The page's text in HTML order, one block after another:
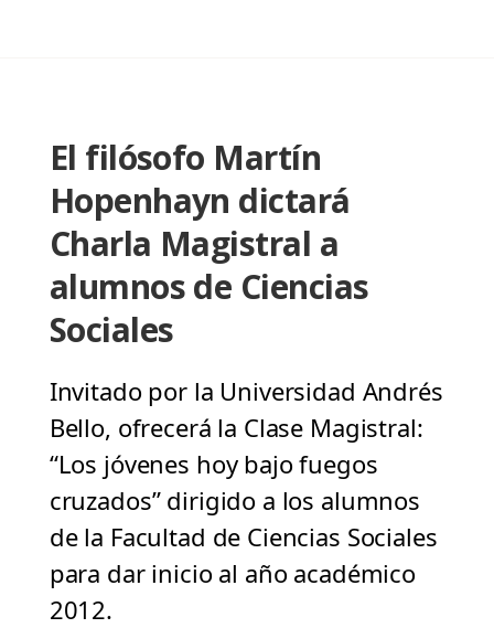
El filósofo Martín
Hopenhayn dictará
Charla Magistral a
alumnos de Ciencias
Sociales
Invitado por la Universidad Andrés
Bello, ofrecerá la Clase Magistral:
“Los jóvenes hoy bajo fuegos
cruzados” dirigido a los alumnos
de la Facultad de Ciencias Sociales
para dar inicio al año académico
2012.